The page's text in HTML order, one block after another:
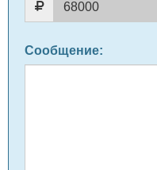
Сообщение: